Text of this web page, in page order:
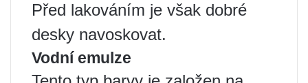
Před lakováním je však dobré
desky navoskovat.
Vodní emulze